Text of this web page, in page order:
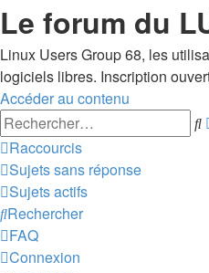
Le forum du
Linux Users Group 68, les
logiciels libres. Inscription
Accéder au contenu
Raccourcis
Sujets sans réponse
Sujets actifs
Rechercher
FAQ
Connexion